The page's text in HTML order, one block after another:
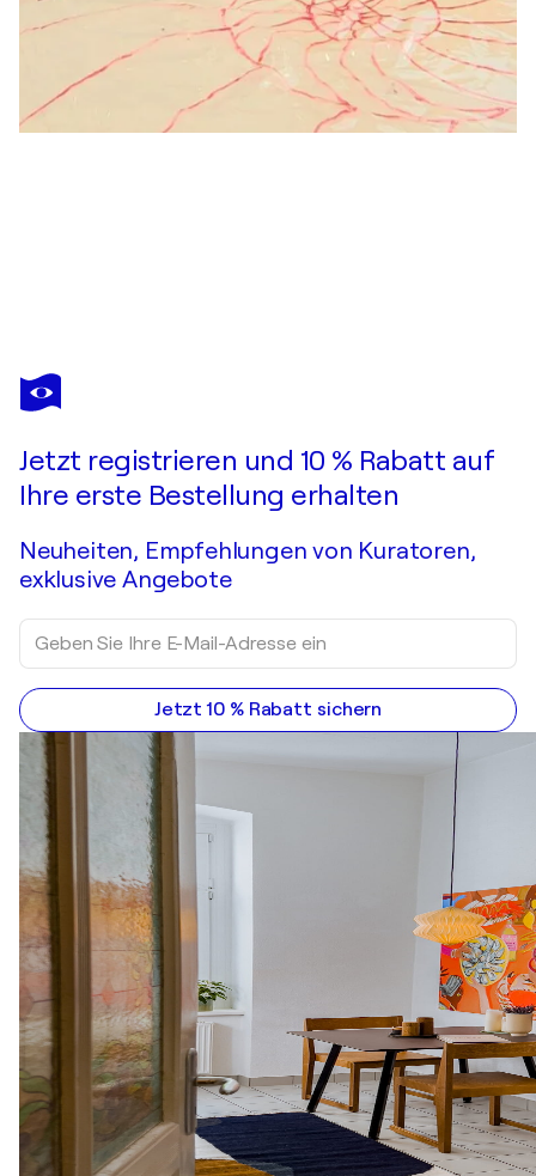
ALURA
Happiness by Surprise #6
Jetzt registrieren und 10 % Rabatt auf
Ihre erste Bestellung erhalten
Neuheiten, Empfehlungen von Kuratoren,
exklusive Angebote
Jetzt 10 % Rabatt sichern